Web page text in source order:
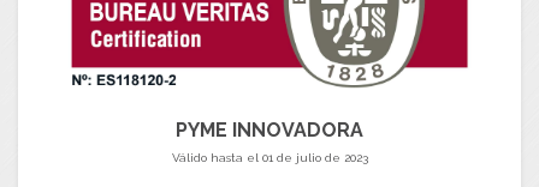
PYME INNOVADORA
Válido hasta el 01 de julio de 2023